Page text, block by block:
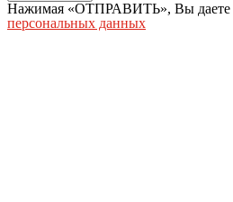
Нажимая «ОТПРАВИТЬ», Вы даете
персональных данных